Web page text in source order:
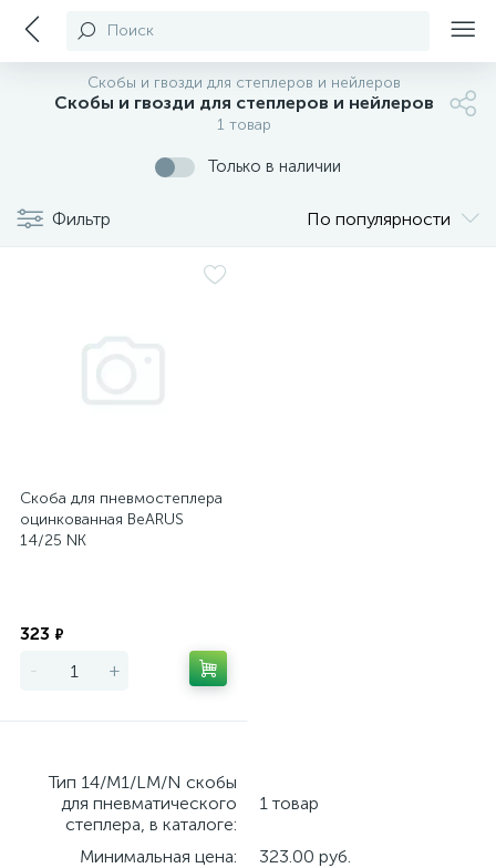
Поиск
Скобы и гвозди для степлеров и нейлеров
Скобы и гвозди для степлеров и нейлеров
1 товар
Только в наличии
Фильтр По популярности
Скоба для пневмостеплера
оцинкованная BeARUS
14/25 NK
323 ₽
- +
Тип 14/M1/LM/N скобы
для пневматического
степлера, в каталоге:
1 товар
Минимальная цена:
323.00 руб.